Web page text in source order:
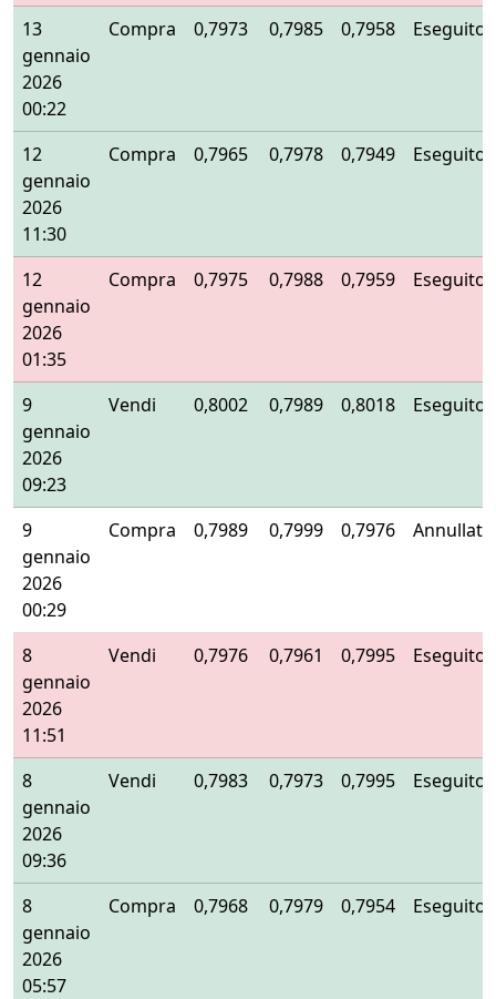
13
gennaio
2026
00:22
Compra 0,7973 0,7985 0,7958 Eseguito
12
gennaio
2026
11:30
Compra 0,7965 0,7978 0,7949 Eseguito
12
gennaio
2026
01:35
Compra 0,7975 0,7988 0,7959 Eseguito
9
gennaio
2026
09:23
Vendi 0,8002 0,7989 0,8018 Eseguito
9
gennaio
2026
00:29
Compra 0,7989 0,7999 0,7976 Annullato
8
gennaio
2026
11:51
Vendi 0,7976 0,7961 0,7995 Eseguito
8
gennaio
2026
09:36
Vendi 0,7983 0,7973 0,7995 Eseguito
8
gennaio
2026
05:57
Compra 0,7968 0,7979 0,7954 Eseguito